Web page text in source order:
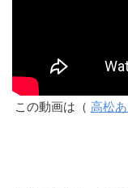
この動画は（ 高松